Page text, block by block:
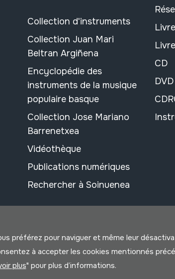
Collection d'instruments
Collection Juan Mari
Beltran Argiñena
Encyclopédie des
instruments de la musique
populaire basque
Collection Jose Mariano
Barrenetxea
Vidéothèque
Publications numériques
Rechercher à Soinuenea
CD
DVD
préférez pour naviguer et même leur
à accepter les cookies mentionnés
plus" pour plus d’informations.